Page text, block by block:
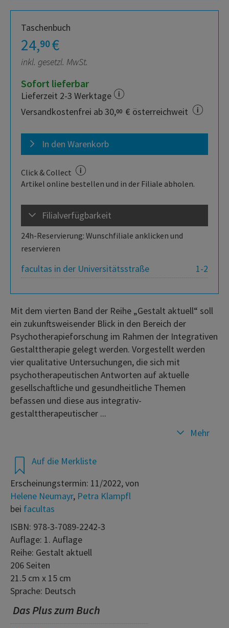
Taschenbuch
24,90€
inkl. gesetzl. MwSt.
Sofort lieferbar
Lieferzeit 2-3 Werktage
Versandkostenfrei ab 30,00 € österreichweit
In den Warenkorb
Click & Collect
Artikel online bestellen und in der Filiale abholen.
Filialverfügbarkeit
24h-Reservierung: Wunschfiliale anklicken und
reservieren
1-2
facultas in der Universitätsstraße
Auf die Merkliste
Erscheinungstermin: 11/2022, von
Helene Neumayr, Petra Klampfl
bei facultas
ISBN: 978-3-7089-2242-3
Auflage: 1. Auflage
Reihe: Gestalt aktuell
206 Seiten
21.5 cm x 15 cm
Sprache: Deutsch
Das Plus zum Buch
Mit dem vierten Band der Reihe „Gestalt aktuell“ soll
ein zukunftsweisender Blick in den Bereich der
Psychotherapieforschung im Rahmen der Integrativen
Gestalttherapie gelegt werden. Vorgestellt werden
vier qualitative Untersuchungen, die sich mit
psychotherapeutischen Antworten auf aktuelle
gesellschaftliche und gesundheitliche Themen
befassen und diese aus integrativ-
gestalttherapeutischer ...
Mehr